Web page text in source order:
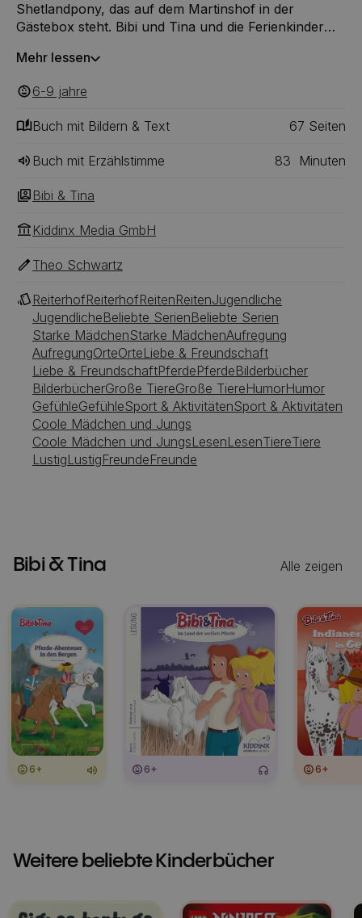
Shetlandpony, das auf dem Martinshof in der
Gästebox steht. Bibi und Tina und die Ferienkinder
einmal ist Knuddel auf geheimnisvolle Weise
Reiterhof sein Unwesen? Das wollen die beiden
Freundinnen unbedingt herausfinden!
Mehr lessen
6-9 ‎‎ jahre
Buch mit Bildern & Text 67 ‎‎ Seiten
Buch mit Erzählstimme 83 Minuten
Bibi & Tina
Kiddinx Media GmbH
Theo Schwartz
ReiterhofReiterhofReitenReitenJugendliche
JugendlicheBeliebte SerienBeliebte Serien
Starke MädchenStarke MädchenAufregung
AufregungOrteOrteLiebe & Freundschaft
Liebe & FreundschaftPferdePferdeBilderbücher
BilderbücherGroße TiereGroße TiereHumorHumor
GefühleGefühleSport & AktivitätenSport & Aktivitäten
Coole Mädchen und Jungs
Coole Mädchen und JungsLesenLesenTiereTiere
LustigLustigFreundeFreunde
Bibi & Tina Alle zeigen
6+ 6+ 6+
Weitere beliebte Kinderbücher